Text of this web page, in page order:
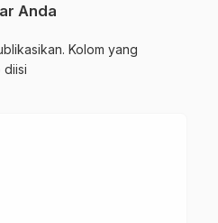
Anda
Kolom yang
diisi